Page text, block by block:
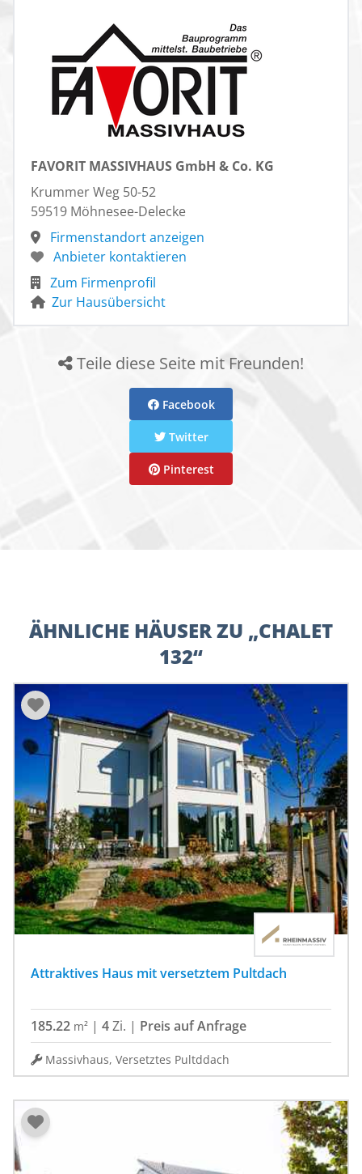
FAVORIT MASSIVHAUS GmbH & Co. KG
Krummer Weg 50-52
59519 Möhnesee-Delecke
Firmenstandort anzeigen
Anbieter kontaktieren
Zum Firmenprofil
Zur Hausübersicht
Teile diese Seite mit Freunden!
Facebook
Twitter
Pinterest
ÄHNLICHE HÄUSER ZU „CHALET
132“
Attraktives Haus mit versetztem Pultdach
185.22 m² | 4Zi. | Preis auf Anfrage
Massivhaus, Versetztes Pultddach